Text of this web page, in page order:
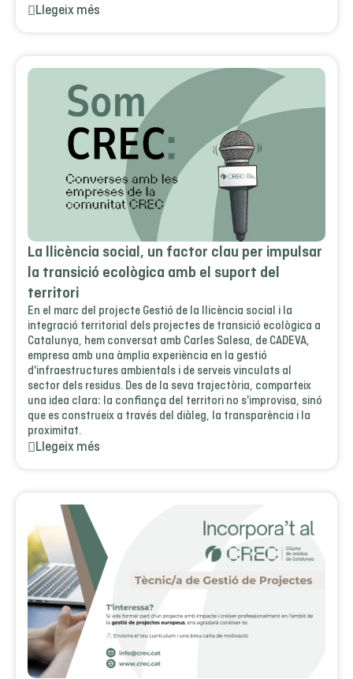
Llegeix més
La llicència social, un factor clau per impulsar
la transició ecològica amb el suport del
territori
En el marc del projecte Gestió de la llicència social i la
integració territorial dels projectes de transició ecològica a
Catalunya, hem conversat amb Carles Salesa, de CADEVA,
empresa amb una àmplia experiència en la gestió
d'infraestructures ambientals i de serveis vinculats al
sector dels residus. Des de la seva trajectòria, comparteix
una idea clara: la confiança del territori no s'improvisa, sinó
que es construeix a través del diàleg, la transparència i la
proximitat.
Llegeix més